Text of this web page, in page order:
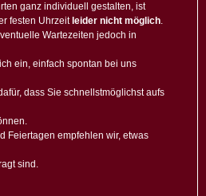
ganz individuell gestalten, ist
festen Uhrzeit leider nicht möglich.
Wartezeiten jedoch in
ein, einfach spontan bei uns
dass Sie schnellstmöglichst aufs
Feiertagen empfehlen wir, etwas
sind.